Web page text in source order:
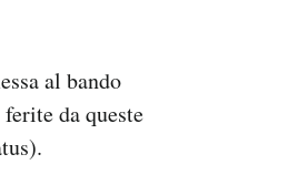
al bando
da queste